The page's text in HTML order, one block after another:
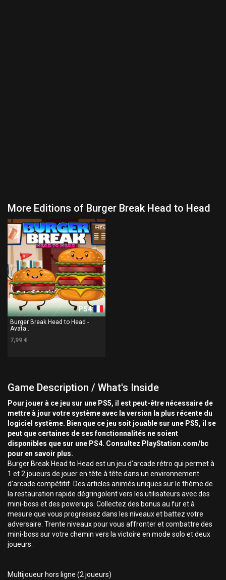
More Editions of Burger Break Head to Head
PS4
Burger Break Head to Head -
Avata...
7,99 €
Game Description / What's Inside
Pour jouer à ce jeu sur une PS5, il est peut-être nécessaire de
mettre à jour votre système avec la version la plus récente du
logiciel système. Bien que ce jeu soit jouable sur une PS5, il se
peut que certaines de ses fonctionnalités ne soient
disponibles que sur une PS4. Consultez PlayStation.com/bc
pour en savoir plus.
Burger Break Head to Head est un jeu d’arcade rétro qui permet à
1 et 2 joueurs de jouer en tête à tête dans un environnement
d’arcade compétitif. Des articles animés uniques sur le thème de
la restauration rapide dégringolent vers les utilisateurs avec des
mini-boss et des powerups. Collectez des bonus au fur et à
mesure que vous progressez dans les niveaux et battez votre
adversaire. Trente niveaux pour vous affronter et combattre des
mini-boss sur votre chemin vers la victoire en mode solo et deux
joueurs.
Multijoueur hors ligne (2 joueurs)